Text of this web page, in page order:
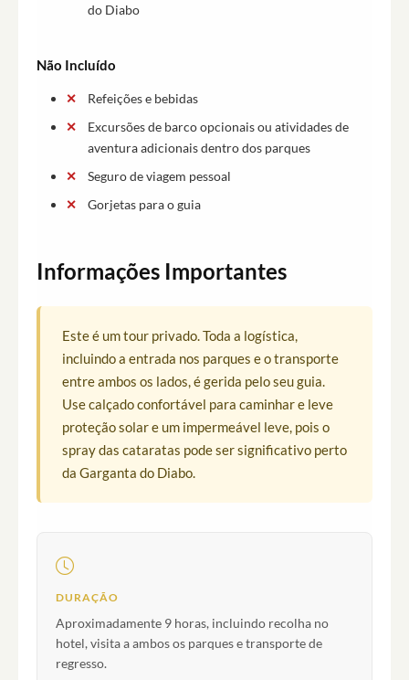
do Diabo
Não Incluído
Refeições e bebidas
Excursões de barco opcionais ou atividades de
aventura adicionais dentro dos parques
Seguro de viagem pessoal
Gorjetas para o guia
Informações Importantes
Este é um tour privado. Toda a logística,
incluindo a entrada nos parques e o transporte
entre ambos os lados, é gerida pelo seu guia.
Use calçado confortável para caminhar e leve
proteção solar e um impermeável leve, pois o
spray das cataratas pode ser significativo perto
da Garganta do Diabo.
DURAÇÃO
Aproximadamente 9 horas, incluindo recolha no
hotel, visita a ambos os parques e transporte de
regresso.